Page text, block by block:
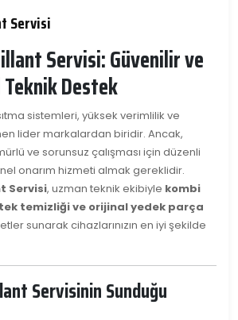
Servisi
Servisi: Güvenilir ve
Destek
sistemleri, yüksek verimlilik ve
lider markalardan biridir. Ancak,
ve sorunsuz çalışması için düzenli
onarım hizmeti almak gereklidir.
Servisi, uzman teknik ekibiyle kombi
temizliği ve orijinal yedek parça
sunarak cihazlarınızın en iyi şekilde
Servisinin Sunduğu